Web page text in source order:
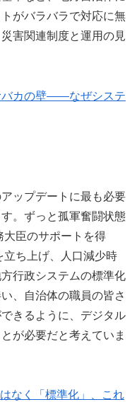
がバラバラで対応に無
害関連制度と運用の見
バカの壁――なぜシステ
ップデートに最も必要
。ずっと孤軍奮闘状態
大臣のサポートを得
ち上げ、人口減少時
行政システムの標準化
、自治体の職員の皆さ
きるように、デジタル
が必要だと考えていま
なく「標準化」、これ